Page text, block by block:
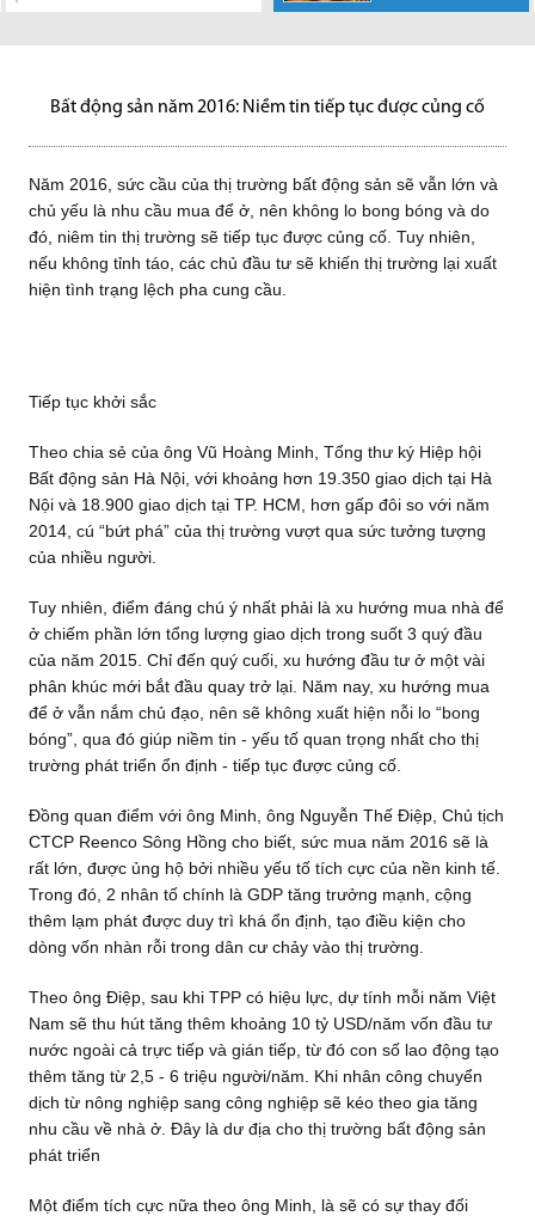
trường BĐS
Bất động sản
Theo UBND tỉnh
đất trong Thủ
Năm 2016, sức
Bất động sản năm 2016: Niềm tin tiếp tục được củng cố
Năm 2016, sức cầu của thị trường bất động sản sẽ vẫn lớn và
chủ yếu là nhu cầu mua để ở, nên không lo bong bóng và do
đó, niêm tin thị trường sẽ tiếp tục được củng cố. Tuy nhiên,
nếu không tỉnh táo, các chủ đầu tư sẽ khiến thị trường lại xuất
hiện tình trạng lệch pha cung cầu.
Tiếp tục khởi sắc
Theo chia sẻ của ông Vũ Hoàng Minh, Tổng thư ký Hiệp hội
Bất động sản Hà Nội, với khoảng hơn 19.350 giao dịch tại Hà
Nội và 18.900 giao dịch tại TP. HCM, hơn gấp đôi so với năm
2014, cú “bứt phá” của thị trường vượt qua sức tưởng tượng
của nhiều người.
Tuy nhiên, điểm đáng chú ý nhất phải là xu hướng mua nhà để
ở chiếm phần lớn tổng lượng giao dịch trong suốt 3 quý đầu
của năm 2015. Chỉ đến quý cuối, xu hướng đầu tư ở một vài
phân khúc mới bắt đầu quay trở lại. Năm nay, xu hướng mua
để ở vẫn nắm chủ đạo, nên sẽ không xuất hiện nỗi lo “bong
bóng”, qua đó giúp niềm tin - yếu tố quan trọng nhất cho thị
trường phát triển ổn định - tiếp tục được củng cố.
Đồng quan điểm với ông Minh, ông Nguyễn Thế Điệp, Chủ tịch
CTCP Reenco Sông Hồng cho biết, sức mua năm 2016 sẽ là
rất lớn, được ủng hộ bởi nhiều yếu tố tích cực của nền kinh tế.
Trong đó, 2 nhân tố chính là GDP tăng trưởng mạnh, cộng
thêm lạm phát được duy trì khá ổn định, tạo điều kiện cho
dòng vốn nhàn rỗi trong dân cư chảy vào thị trường.
Theo ông Điệp, sau khi TPP có hiệu lực, dự tính mỗi năm Việt
Nam sẽ thu hút tăng thêm khoảng 10 tỷ USD/năm vốn đầu tư
nước ngoài cả trực tiếp và gián tiếp, từ đó con số lao động tạo
thêm tăng từ 2,5 - 6 triệu người/năm. Khi nhân công chuyển
dịch từ nông nghiệp sang công nghiệp sẽ kéo theo gia tăng
nhu cầu về nhà ở. Đây là dư địa cho thị trường bất động sản
phát triển
Một điểm tích cực nữa theo ông Minh, là sẽ có sự thay đổi